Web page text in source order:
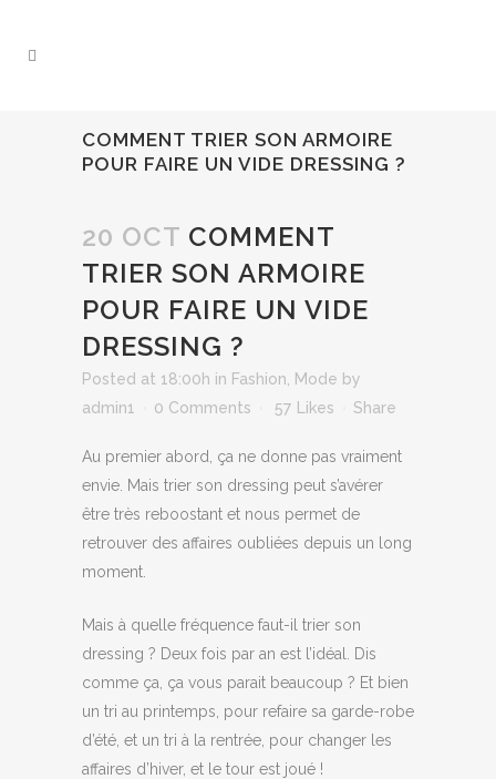
COMMENT TRIER SON ARMOIRE
POUR FAIRE UN VIDE DRESSING ?
20 OCT COMMENT
TRIER SON ARMOIRE
POUR FAIRE UN VIDE
DRESSING ?
Posted at 18:00h in Fashion Mode by
admin1
0 Comments 57 Likes Share
Au premier abord, ça ne donne pas vraiment
envie. Mais trier son dressing peut s’avérer
être très reboostant et nous permet de
retrouver des affaires oubliées depuis un long
moment.
Mais à quelle fréquence faut-il trier son
dressing ? Deux fois par an est l’idéal. Dis
comme ça, ça vous parait beaucoup ? Et bien
un tri au printemps, pour refaire sa garde-robe
d’été, et un tri à la rentrée, pour changer les
affaires d’hiver, et le tour est joué !